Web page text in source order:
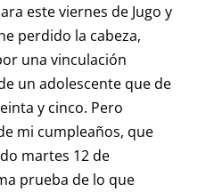
este viernes de Jugo y
perdido la cabeza,
una vinculación
un adolescente que de
y cinco. Pero
mi cumpleaños, que
martes 12 de
prueba de lo que